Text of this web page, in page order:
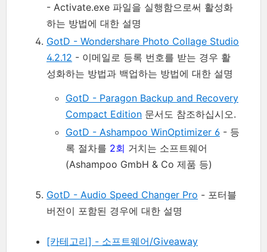
- Activate.exe 파일을 실행함으로써 활성화
하는 방법에 대한 설명
GotD - Wondershare Photo Collage Studio
4.2.12 - 이메일로 등록 번호를 받는 경우 활
성화하는 방법과 백업하는 방법에 대한 설명
GotD - Paragon Backup and Recovery
Compact Edition 문서도 참조하십시오.
GotD - Ashampoo WinOptimizer 6 - 등
록 절차를 2회 거치는 소프트웨어
(Ashampoo GmbH & Co 제품 등)
GotD - Audio Speed Changer Pro - 포터블
버전이 포함된 경우에 대한 설명
[카테고리] - 소프트웨어/Giveaway